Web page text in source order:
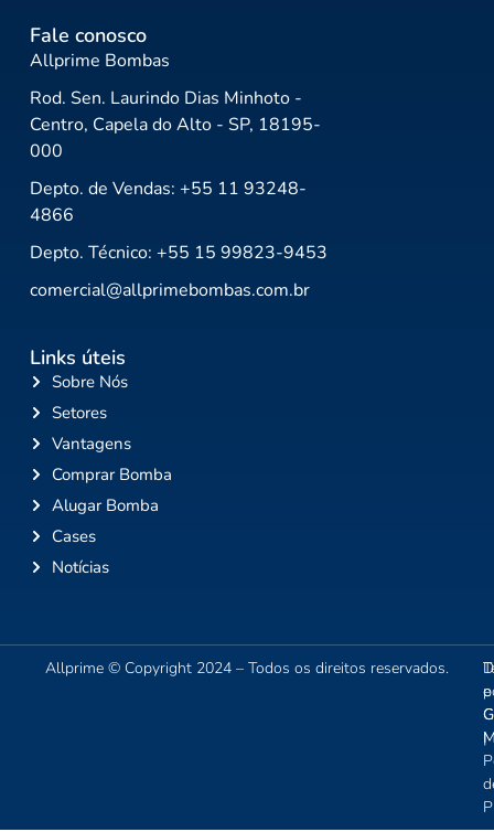
Links úteis
Sobre Nós
Setores
Vantagens
Comprar Bomba
Alugar Bomba
Cases
Notícias
Fale conosco
Allprime Bombas
Rod. Sen. Laurindo Dias Minhoto -
Centro, Capela do Alto - SP, 18195-
000
Depto. de Vendas: +55 11 93248-
4866
Depto. Técnico: +55 15 99823-9453
comercial@allprimebombas.com.br
Allprime © Copyright 2024 – Todos os direitos reservados.
e
|